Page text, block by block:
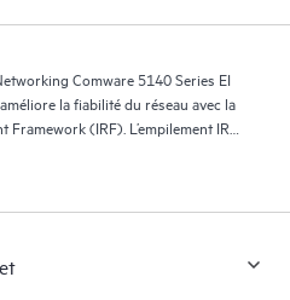
Comware 5140 Series EI
la fiabilité du réseau avec la
(IRF). L’empilement IRF
fonctionnent comme un seul